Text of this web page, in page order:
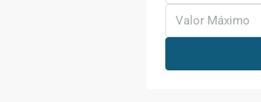
Valor Máximo